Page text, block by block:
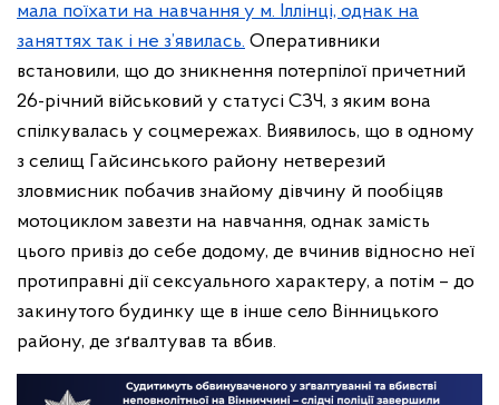
мала поїхати на навчання у м. Іллінці, однак на
заняттях так і не з’явилась. Оперативники
встановили, що до зникнення потерпілої причетний
26-річний військовий у статусі СЗЧ, з яким вона
спілкувалась у соцмережах. Виявилось, що в одному
з селищ Гайсинського району нетверезий
зловмисник побачив знайому дівчину й пообіцяв
мотоциклом завезти на навчання, однак замість
цього привіз до себе додому, де вчинив відносно неї
протиправні дії сексуального характеру, а потім – до
закинутого будинку ще в інше село Вінницького
району, де зґвалтував та вбив.